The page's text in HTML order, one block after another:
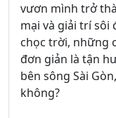
vươn mình trở
mại và giải trí sôi
chọc trời, những
đơn giản là tận
bên sông Sài
không?